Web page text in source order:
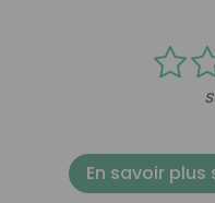
En savoir plus